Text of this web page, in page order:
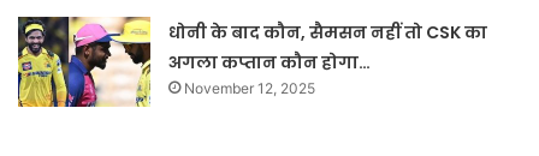
धोनी के बाद कौन, सैमसन नहीं तो CSK का
अगला कप्तान कौन होगा…
November 12, 2025